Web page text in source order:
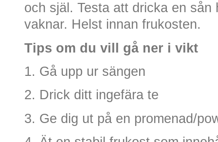
och själ. Testa att dricka en
vaknar. Helst innan frukosten.
Tips om du vill gå ner i vikt
1. Gå upp ur sängen
2. Drick ditt ingefära te
3. Ge dig ut på en promenad/